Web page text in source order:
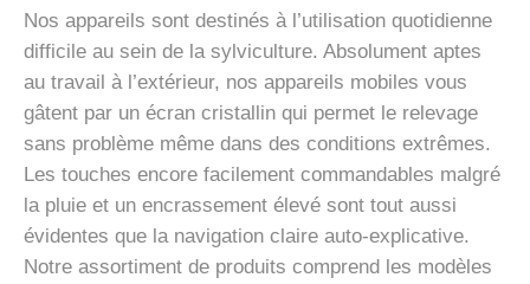
Nos appareils sont destinés à l’utilisation quotidienne
difficile au sein de la sylviculture. Absolument aptes
au travail à l’extérieur, nos appareils mobiles vous
gâtent par un écran cristallin qui permet le relevage
sans problème même dans des conditions extrêmes.
Les touches encore facilement commandables malgré
la pluie et un encrassement élevé sont tout aussi
évidentes que la navigation claire auto-explicative.
Notre assortiment de produits comprend les modèles